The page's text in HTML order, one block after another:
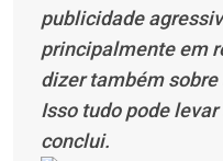
publicidade
principalmente em
dizer também
Isso tudo pode levar
conclui.